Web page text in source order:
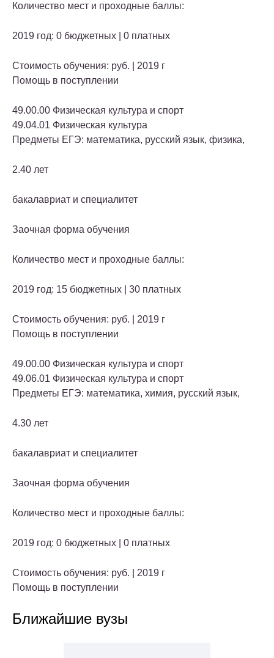
Количество мест и проходные баллы:
2019 год: 0 бюджетных | 0 платных
Стоимость обучения: руб. | 2019 г
Помощь в поступлении
49.00.00 Физическая культура и спорт
49.04.01 Физическая культура
Предметы ЕГЭ: математика, русский язык, физика,
2.40 лет
бакалавриат и специалитет
Заочная форма обучения
Количество мест и проходные баллы:
2019 год: 15 бюджетных | 30 платных
Стоимость обучения: руб. | 2019 г
Помощь в поступлении
49.00.00 Физическая культура и спорт
49.06.01 Физическая культура и спорт
Предметы ЕГЭ: математика, химия, русский язык,
4.30 лет
бакалавриат и специалитет
Заочная форма обучения
Количество мест и проходные баллы:
2019 год: 0 бюджетных | 0 платных
Стоимость обучения: руб. | 2019 г
Помощь в поступлении
Ближайшие вузы